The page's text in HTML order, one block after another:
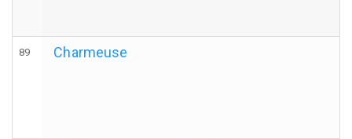
89 Charmeuse